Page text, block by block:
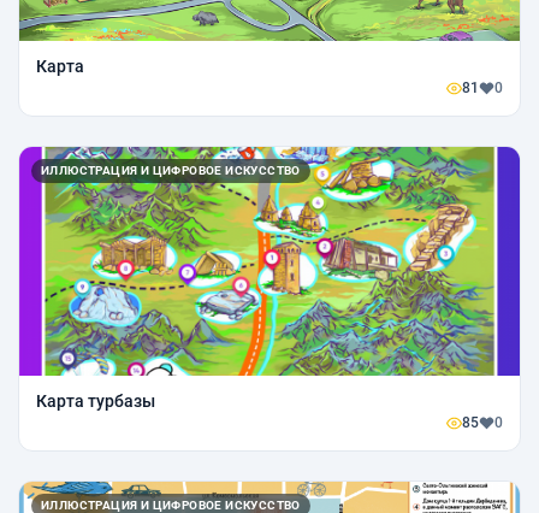
Карта
81 0
ИЛЛЮСТРАЦИЯ И ЦИФРОВОЕ ИСКУССТВО
Карта турбазы
85 0
ИЛЛЮСТРАЦИЯ И ЦИФРОВОЕ ИСКУССТВО